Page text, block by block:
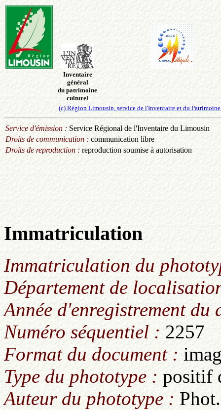
Inventaire
général
du patrimoine
culturel
(c) Région Limousin, service de l'Inventaire et du
Service d'émission : Service Régional de l'Inventaire du Limousin
Droits de communication : communication libre
Droits de reproduction : reproduction soumise à autorisation
Immatriculation
Immatriculation du
Département de
Année d'enregistrement du
Numéro séquentiel : 2257
Format du document :
Type du phototype : positif
Auteur du phototype :